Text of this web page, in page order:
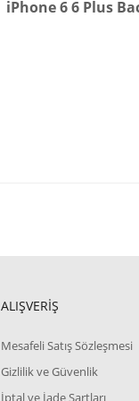
iPhone 6 6 Plus
ALIŞVERİŞ
Mesafeli Satış Sözleşmesi
Gizlilik ve Güvenlik
İptal ve İade Şartları